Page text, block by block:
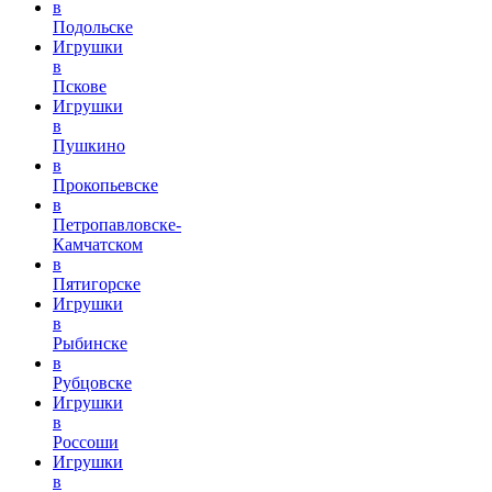
в
Подольске
Игрушки
в
Пскове
Игрушки
в
Пушкино
в
Прокопьевске
в
Петропавловске-
Камчатском
в
Пятигорске
Игрушки
в
Рыбинске
в
Рубцовске
Игрушки
в
Россоши
Игрушки
в